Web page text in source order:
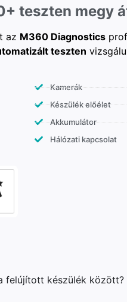
teszten megy
az M360 Diagnostics
teszten
Kamerák
Készülék előélet
Akkumulátor
Hálózati kapcsolat
felújított készülék között?